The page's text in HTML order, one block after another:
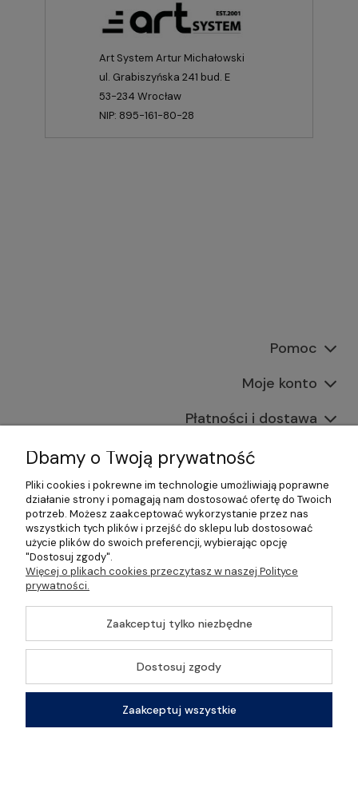
Art System Artur Michałowski
ul. Grabiszyńska 241 bud. E
53-234 Wrocław
NIP: 895-161-80-28
Pomoc
Moje konto
Płatności i dostawa
Informacje
O nas
©2026 Wszelkie Prawa Zastrzeżone | Gastrosklep |
Wyposażenie gastronomii, restauracji oraz barów
Szablon Master byEcommercy
Pokaż pełną wersję strony
Sklep internetowy Shoper Premium
Dbamy o Twoją prywatność
Pliki cookies i pokrewne im technologie umożliwiają poprawne
działanie strony i pomagają nam dostosować ofertę do Twoich
potrzeb. Możesz zaakceptować wykorzystanie przez nas
wszystkich tych plików i przejść do sklepu lub dostosować
użycie plików do swoich preferencji, wybierając opcję
"Dostosuj zgody".
Więcej o plikach cookies przeczytasz w naszej Polityce
prywatności.
Zaakceptuj tylko niezbędne
Dostosuj zgody
Zaakceptuj wszystkie